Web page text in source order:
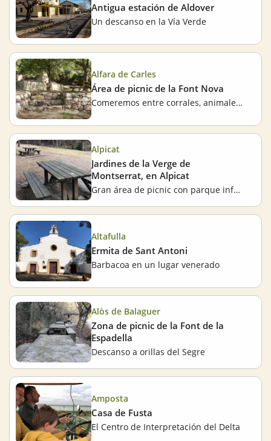
Antigua estación de Aldover
Un descanso en la Vía Verde
Alfara de Carles
Área de picnic de la Font Nova
Comeremos entre corrales, animales y piedra seca
Alpicat
Jardines de la Verge de
Montserrat, en Alpicat
Gran área de picnic con parque infantil
Altafulla
Ermita de Sant Antoni
Barbacoa en un lugar venerado
Alòs de Balaguer
Zona de picnic de la Font de la
Espadella
Descanso a orillas del Segre
Amposta
Casa de Fusta
El Centro de Interpretación del Delta